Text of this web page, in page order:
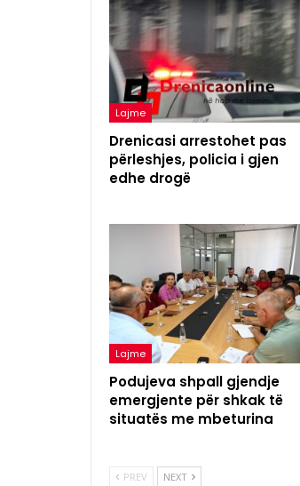
Lajme
Drenicasi arrestohet pas
përleshjes, policia i gjen
edhe drogë
Lajme
Podujeva shpall gjendje
emergjente për shkak të
situatës me mbeturina
PREV NEXT